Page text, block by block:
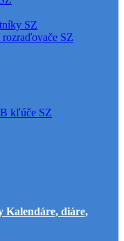
SZ
SZ
kľúče SZ
Kalendáre, diáre,